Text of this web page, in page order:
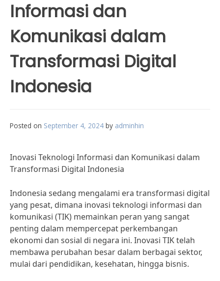
Informasi dan
Komunikasi dalam
Transformasi Digital
Indonesia
Posted on September 4, 2024 by adminhin
Inovasi Teknologi Informasi dan Komunikasi dalam
Transformasi Digital Indonesia
Indonesia sedang mengalami era transformasi digital
yang pesat, dimana inovasi teknologi informasi dan
komunikasi (TIK) memainkan peran yang sangat
penting dalam mempercepat perkembangan
ekonomi dan sosial di negara ini. Inovasi TIK telah
membawa perubahan besar dalam berbagai sektor,
mulai dari pendidikan, kesehatan, hingga bisnis.